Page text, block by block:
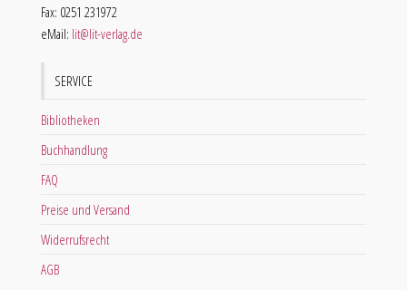
Fax: 0251 231972
eMail: lit@lit-verlag.de
SERVICE
Bibliotheken
Buchhandlung
FAQ
Preise und Versand
Widerrufsrecht
AGB